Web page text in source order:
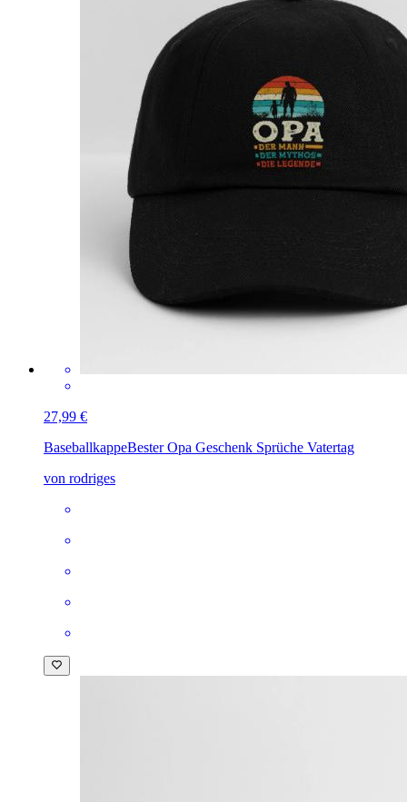
27,99 €
BaseballkappeBester Opa Geschenk Sprüche Vatertag
von rodriges